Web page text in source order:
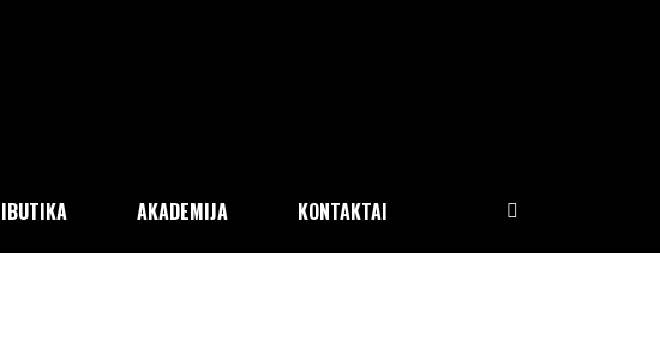
AKADEMIJA KONTAKTAI